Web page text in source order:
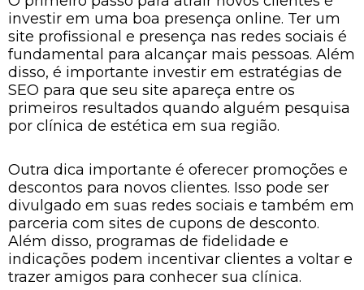
investir em uma boa presença online. Ter um
site profissional e presença nas redes sociais é
fundamental para alcançar mais pessoas. Além
disso, é importante investir em estratégias de
SEO para que seu site apareça entre os
primeiros resultados quando alguém pesquisa
por clínica de estética em sua região.
Outra dica importante é oferecer promoções e
descontos para novos clientes. Isso pode ser
divulgado em suas redes sociais e também em
parceria com sites de cupons de desconto.
Além disso, programas de fidelidade e
indicações podem incentivar clientes a voltar e
trazer amigos para conhecer sua clínica.